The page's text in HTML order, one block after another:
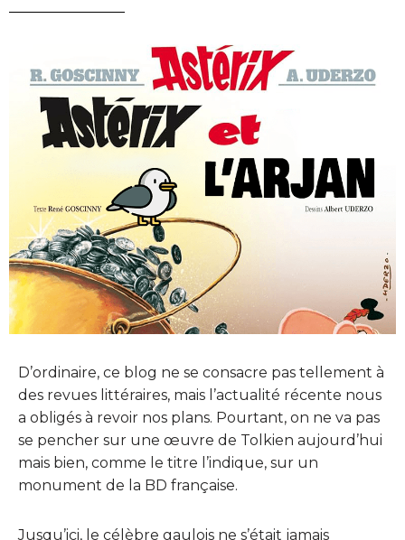
D’ordinaire, ce blog ne se consacre pas tellement à
des revues littéraires, mais l’actualité récente nous
a obligés à revoir nos plans. Pourtant, on ne va pas
se pencher sur une œuvre de Tolkien aujourd’hui
mais bien, comme le titre l’indique, sur un
monument de la BD française.
Jusqu’ici, le célèbre gaulois ne s’était jamais